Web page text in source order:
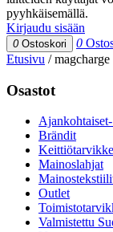
pyyhkäisemällä.
Kirjaudu sisään
0 Ostoskori 0
Etusivu /magcharge
Osastot
Brändit
Mainoslahjat
Outlet
Valmistettu